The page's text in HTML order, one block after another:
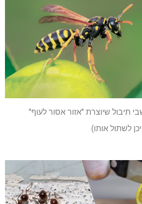
של 2 עשבי תיבול שיוצרת "אזור אסור לעוף"
לשתול אותו)